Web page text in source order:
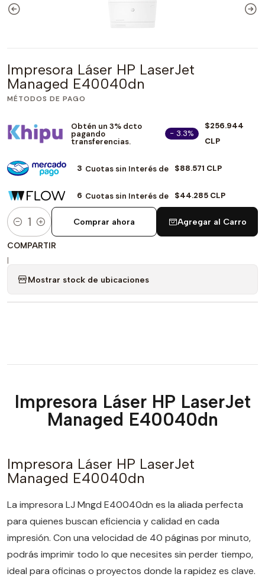
Impresora Láser HP LaserJet
Managed E40040dn
MÉTODOS DE PAGO
Obtén un 3% dcto
pagando
transferencias.
- 3.3%
$256.944
CLP
3 Cuotas sin Interés de $88.571 CLP
6 Cuotas sin Interés de $44.285 CLP
Cantidad
Agregar al Carro
Comprar ahora
COMPARTIR
|
Mostrar stock de ubicaciones
Impresora Láser HP LaserJet
Managed E40040dn
Impresora Láser HP LaserJet
Managed E40040dn
La impresora LJ Mngd E40040dn es la aliada perfecta
para quienes buscan eficiencia y calidad en cada
impresión. Con una velocidad de 40 páginas por minuto,
podrás imprimir todo lo que necesites sin perder tiempo,
ideal para oficinas o proyectos donde la rapidez es clave.